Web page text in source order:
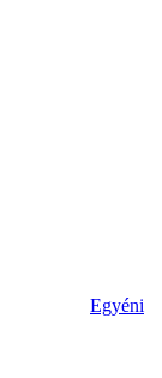
Egyéni